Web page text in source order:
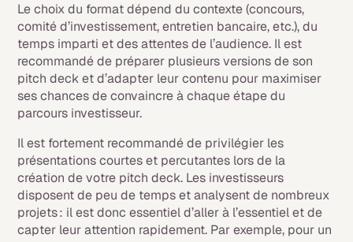
Le choix du format dépend du contexte (concours,
comité d’investissement, entretien bancaire, etc.), du
temps imparti et des attentes de l’audience. Il est
recommandé de préparer plusieurs versions de son
pitch deck et d’adapter leur contenu pour maximiser
ses chances de convaincre à chaque étape du
parcours investisseur.
Il est fortement recommandé de privilégier les
présentations courtes et percutantes lors de la
création de votre pitch deck. Les investisseurs
disposent de peu de temps et analysent de nombreux
projets : il est donc essentiel d’aller à l’essentiel et de
capter leur attention rapidement. Par exemple, pour un